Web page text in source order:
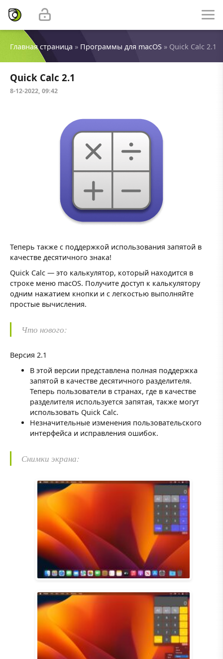
Главная страница » Программы для macOS » Quick Calc 2.1
Quick Calc 2.1
8-12-2022, 09:42
Теперь также с поддержкой использования запятой в
качестве десятичного знака!
Quick Calc — это калькулятор, который находится в
строке меню macOS. Получите доступ к калькулятору
одним нажатием кнопки и с легкостью выполняйте
простые вычисления.
Что нового:
Версия 2.1
В этой версии представлена полная поддержка
запятой в качестве десятичного разделителя.
Теперь пользователи в странах, где в качестве
разделителя используется запятая, также могут
использовать Quick Calc.
Незначительные изменения пользовательского
интерфейса и исправления ошибок.
Снимки экрана: